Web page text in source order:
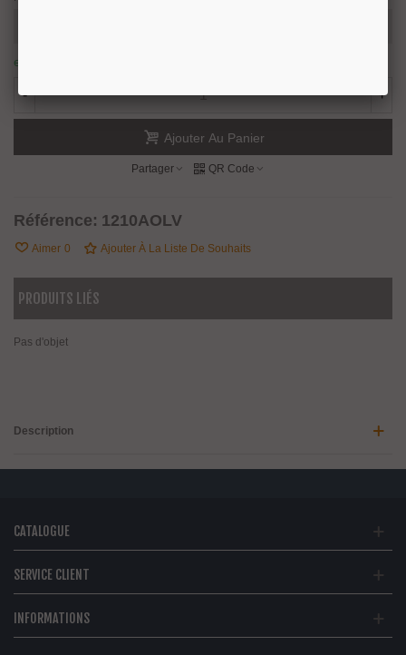
en stock : expédition sous 24/48 heures.
- +
Ajouter Au Panier
Partager QR Code
Référence: 1210AOLV
Aimer 0 Ajouter À La Liste De Souhaits
PRODUITS LIÉS
Pas d'objet
Description
CATALOGUE
SERVICE CLIENT
INFORMATIONS